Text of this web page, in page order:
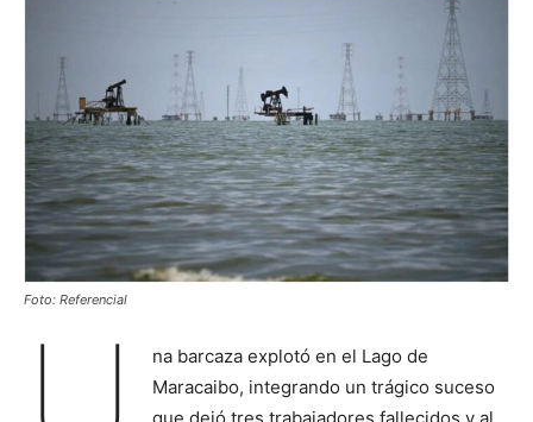
Foto: Referencial
na barcaza explotó en el Lago de
Maracaibo, integrando un trágico suceso